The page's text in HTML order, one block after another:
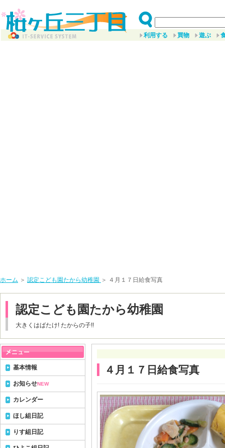
利用する 買物 遊ぶ
ホーム ＞ 認定こども園たから幼稚園 ＞ ４月１７日給食写真
認定こども園たから幼稚園
大きくはばたけ! たからの子!!
４月１７日給食写真
基本情報
お知らせNEW
カレンダー
ほし組日記
りす組日記